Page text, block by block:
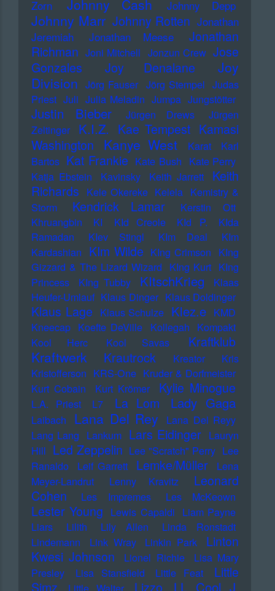
Zorn
Johnny Cash Johnny Depp
Johnny Marr Johnny Rotten Jonathan
Jeremiah
Jonathan Meese
Jonathan
Richman Joni Mitchell Jonzun Crew Jose
Gonzales
Joy Denalane
Joy
Division Jörg Fauser Jörg Stempel Judas
Priest Juli Julia Meladin Jumpa Jungstötter
Justin Bieber Jürgen Drews
Jürgen
Zeltinger
K.I.Z. Kae Tempest Kamasi
Washington
Kanye West Karat
Karl
Bartos Kat Frankie Kate Bush Kate Perry
Katja Ebstein
Kavinsky Keith Jarrett
Keith
Richards Kele Okereke Kelela Kemistry &
Storm
Kendrick Lamar
Kerstin Ott
Khruangbin
KI KId Creole KId P.
KIda
Ramadan
KIev Stingl KIm Deal
KIm
Kardashian KIm Wilde KIng Crimson KIng
Gizzard & The Lizard Wizard KIng Kurt KIng
Princess
KIng Tubby KItschKrieg
Klaas
Heufer-Umlauf Klaus Dinger Klaus Doldinger
Klaus Lage Klaus Schulze Klez.e KMD
Kneecap Koefte DeVille Kollegah Kompakt
Kool Herc
Kool Savas Kraftklub
Kraftwerk Krautrock Kreator
Kris
Kristofferson KRS-One Kruder & Dorfmeister
Kurt Cobain
Kurt Krömer Kylie Minogue
L.A. Priest L7 La Lom Lady Gaga
Laibach Lana Del Rey
Lana Del Reyy
Lang Lang Lankum Lars Eidinger Lauryn
Hill Led Zeppelin Lee "Scratch" Perry Lee
Ranaldo
Leif Garrett Lemke/Müller
Lena
Meyer-Landrut
Lenny Kravitz
Leonard
Cohen
Les Impremes Les McKeown
Lester Young Lewis Capaldi Liam Payne
Liars
Lilith Lily Allen
Linda Ronstadt
Lindemann
Link Wray Linkin Park
Linton
Kwesi Johnson
Lionel Richie
Lisa Mary
Presley
Lisa Stansfield Little Feat
Little
LL Cool J